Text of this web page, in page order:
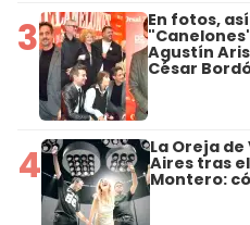
3 En fotos,
Agustín
César
4 La Oreja
Aires tras
Montero: